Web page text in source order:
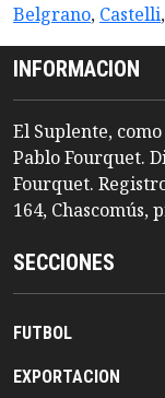
Belgrano, Castelli,
INFORMACION
El Suplente,
Pablo Fourquet.
Fourquet.
164, Chascomús,
SECCIONES
FUTBOL
EXPORTACION